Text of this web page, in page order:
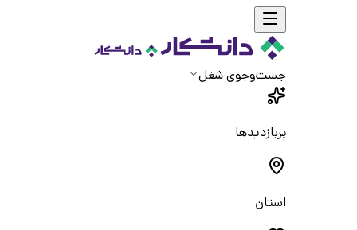
جست‌و‌جوی شغل
پربازدیدها
استان